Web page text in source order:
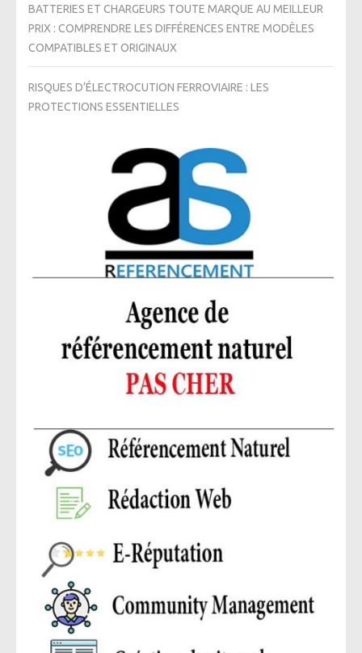
BATTERIES ET CHARGEURS TOUTE MARQUE AU MEILLEUR
PRIX : COMPRENDRE LES DIFFÉRENCES ENTRE MODÈLES
COMPATIBLES ET ORIGINAUX
RISQUES D’ÉLECTROCUTION FERROVIAIRE : LES
PROTECTIONS ESSENTIELLES